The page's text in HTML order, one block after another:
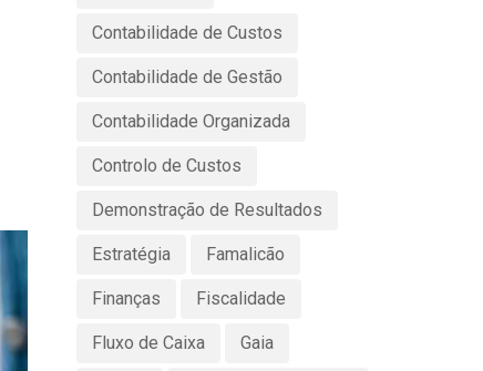
Contabilidade de Custos
Contabilidade de Gestão
Contabilidade Organizada
Controlo de Custos
Demonstração de Resultados
Estratégia Famalicão
Finanças Fiscalidade
Fluxo de Caixa Gaia